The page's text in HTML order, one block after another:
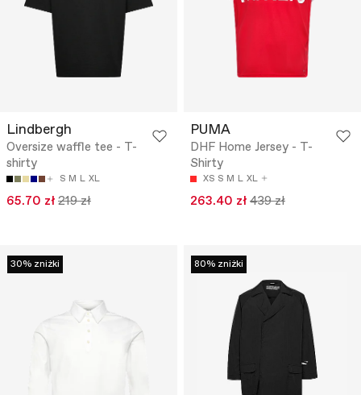
Lindbergh
Oversize waffle tee - T-
shirty
S M L XL
65.70 zł 219 zł
PUMA
DHF Home Jersey - T-
Shirty
XS S M L XL
263.40 zł 439 zł
30% zniżki 80% zniżki